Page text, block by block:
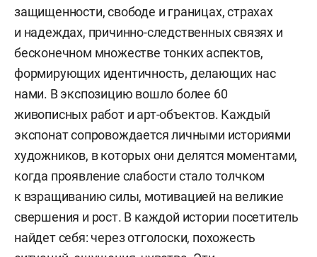
защищенности, свободе и границах, страхах
и надеждах, причинно-следственных связях и
бесконечном множестве тонких аспектов,
формирующих идентичность, делающих нас
нами. В экспозицию вошло более 60
живописных работ и арт-объектов. Каждый
экспонат сопровождается личными историями
художников, в которых они делятся моментами,
когда проявление слабости стало толчком
к взращиванию силы, мотивацией на великие
свершения и рост. В каждой истории посетитель
найдет себя: через отголоски, похожесть